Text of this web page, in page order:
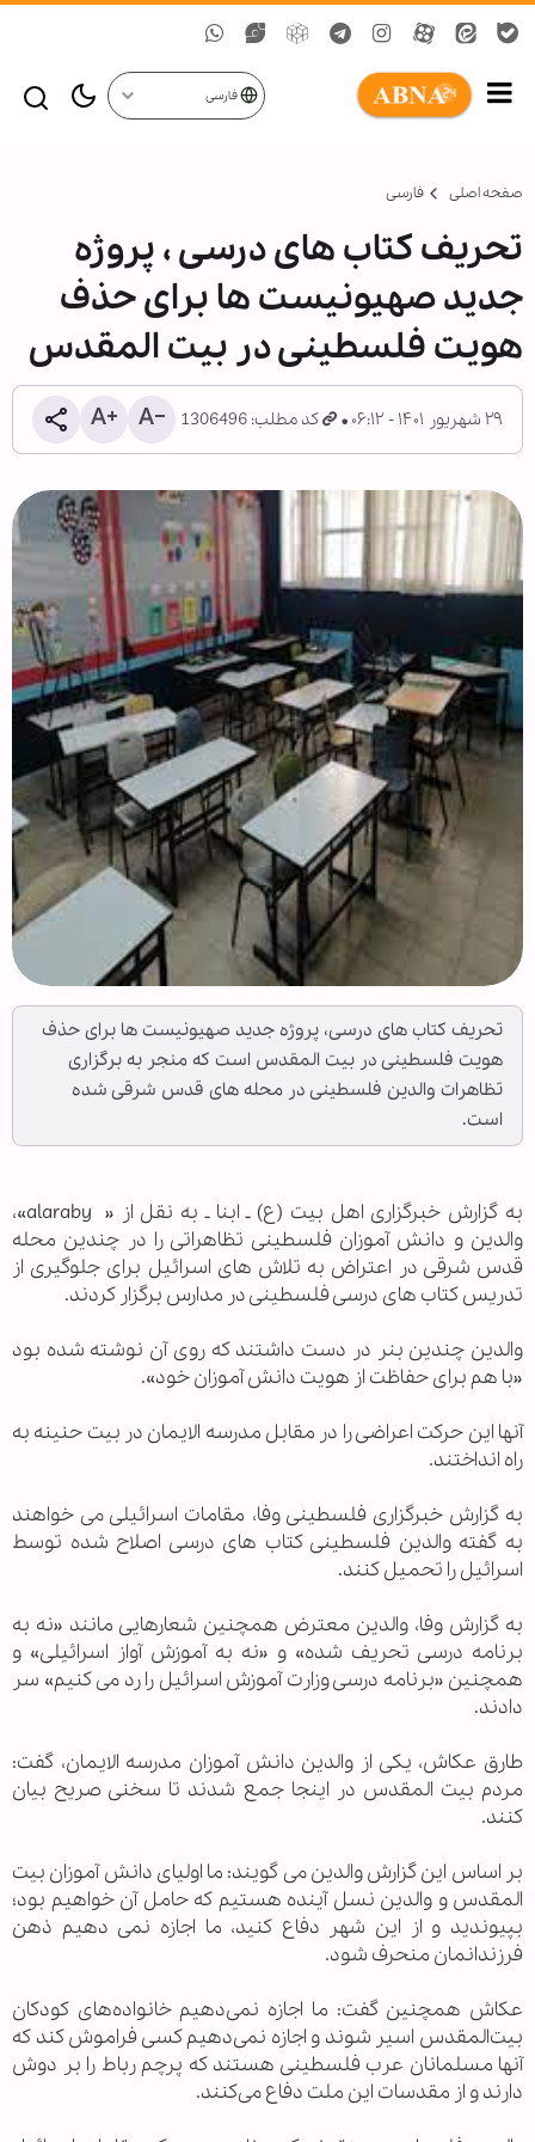
فارسی
صفحه اصلی فارسی
تحریف کتاب های درسی ، پروژه
جدید صهیونیست ها برای حذف
هویت فلسطینی در بیت المقدس
۲۹ شهریور ۱۴۰۱ - ۰۶:۱۲ کد مطلب: 1306496
تحریف کتاب های درسی، پروژه جدید صهیونیست ها برای حذف
هویت فلسطینی در بیت المقدس است که منجر به برگزاری
تظاهرات والدین فلسطینی در محله های قدس شرقی شده
است.
به گزارش خبرگزاری اهل بيت (ع) ـ ابنا ـ به نقل از « alaraby»،
والدین و دانش آموزان فلسطینی تظاهراتی را در چندین محله
قدس شرقی در اعتراض به تلاش های اسرائیل برای جلوگیری از
تدریس کتاب های درسی فلسطینی در مدارس برگزار کردند.
والدین چندین بنر در دست داشتند که روی آن نوشته شده بود
«با هم برای حفاظت از هویت دانش آموزان خود».
آنها این حرکت اعراضی را در مقابل مدرسه الایمان در بیت حنینه به
راه انداختند.
به گزارش خبرگزاری فلسطینی وفا، مقامات اسرائیلی می خواهند
به گفته والدین فلسطینی کتاب های درسی اصلاح شده توسط
اسرائیل را تحمیل کنند.
به گزارش وفا، والدین معترض همچنین شعارهایی مانند «نه به
برنامه درسی تحریف شده» و «نه به آموزش آواز اسرائیلی» و
همچنین «برنامه درسی وزارت آموزش اسرائیل را رد می کنیم» سر
دادند.
طارق عکاش، یکی از والدین دانش آموزان مدرسه الایمان، گفت:
مردم بیت المقدس در اینجا جمع شدند تا سخنی صریح بیان
کنند.
بر اساس این گزارش والدین می گویند: ما اولیای دانش آموزان بیت
المقدس و والدین نسل آینده هستیم که حامل آن خواهیم بود؛
بپیوندید و از این شهر دفاع کنید، ما اجازه نمی دهیم ذهن
فرزندانمان منحرف شود.
عکاش همچنین گفت: ما اجازه نمی‌دهیم خانواده‌های کودکان
بیت‌المقدس اسیر شوند و اجازه نمی‌دهیم کسی فراموش کند که
آنها مسلمانان عرب فلسطینی هستند که پرچم رباط را بر دوش
دارند و از مقدسات این ملت دفاع می‌کنند.